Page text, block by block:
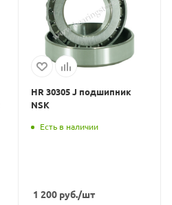
HR 30305 J подшипник
NSK
Есть в наличии
1 200руб./шт